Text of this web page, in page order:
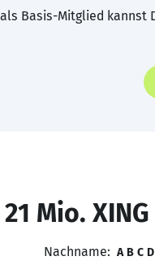
Basis-Mitglied kannst
21 Mio.
Nachname: A B C D